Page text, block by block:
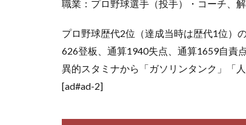
職業：プロ野球選手（投手）・コーチ
プロ野球歴代2位（達成当時は歴代1位）
626登板、通算1940失点、通算1659自責
異的スタミナから「ガソリンタンク」「
[ad#ad-2]